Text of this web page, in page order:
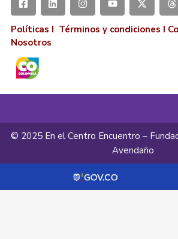
Políticas I Términos y condiciones I
Nosotros
© 2025 En el Centro Encuentro –
Avendaño